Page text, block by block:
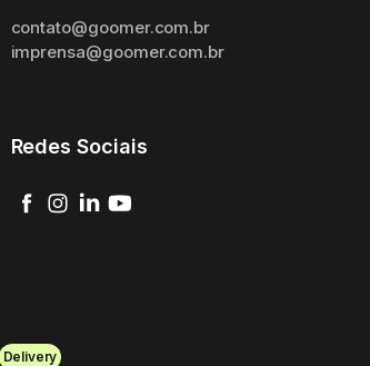
contato@goomer.com.br
imprensa@goomer.com.br
Redes Sociais
Delivery